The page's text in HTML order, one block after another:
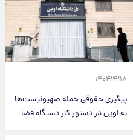
۱۴۰۴/۴/۱۸
پیگیری حقوقی حمله صهیونیست‌ها
به اوین در دستور کار دستگاه قضا